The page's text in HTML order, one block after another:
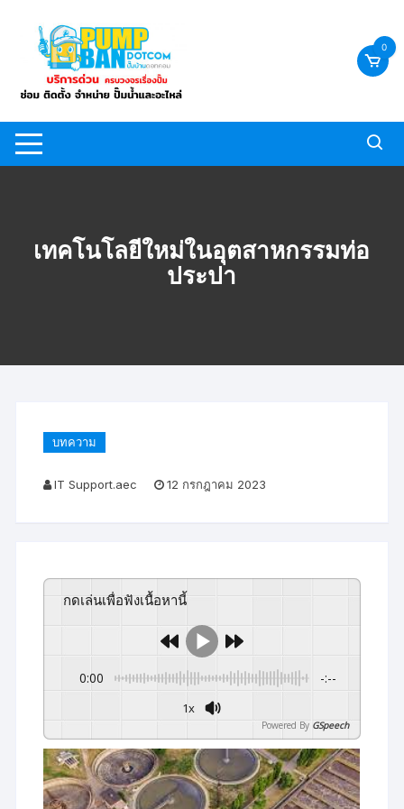
content
0
เทคโนโลยีใหม่ในอุตสาหกรรมท่อ
ประปา
บทความ
IT Support.aec 12 กรกฎาคม 2023
กดเล่นเพื่อฟังเนื้อหานี้
0:00 -:--
1x
Powered By GSpeech